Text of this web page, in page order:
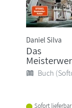
Daniel Silva
Das
Buch
Sofort lieferbar